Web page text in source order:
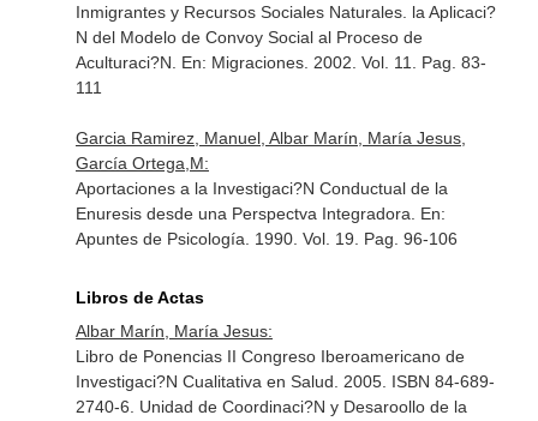
Inmigrantes y Recursos Sociales Naturales. la Aplicaci?
N del Modelo de Convoy Social al Proceso de
Aculturaci?N. En: Migraciones. 2002. Vol. 11. Pag. 83-
111
Garcia Ramirez, Manuel, Albar Marín, María Jesus,
García Ortega,M:
Aportaciones a la Investigaci?N Conductual de la
Enuresis desde una Perspectva Integradora. En:
Apuntes de Psicología . 1990. Vol. 19. Pag. 96-106
Libros de Actas
Albar Marín, María Jesus:
Libro de Ponencias II Congreso Iberoamericano de
Investigaci?N Cualitativa en Salud. 2005. ISBN 84-689-
2740-6. Unidad de Coordinaci?N y Desaroollo de la